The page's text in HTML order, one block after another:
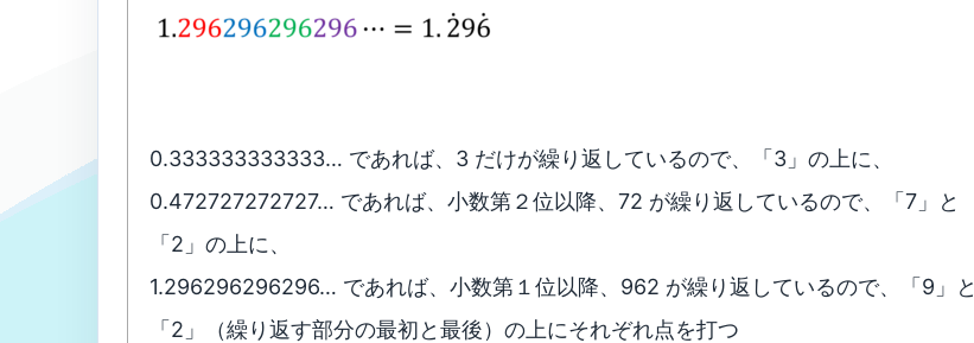
0.333333333333… であれば、3 だけが繰り返しているので、「3」の上に、
0.472727272727… であれば、小数第２位以降、72 が繰り返しているので、「7」と
「2」の上に、
1.296296296296… であれば、小数第１位以降、962 が繰り返しているので、「9」と
「2」（繰り返す部分の最初と最後）の上にそれぞれ点を打つ